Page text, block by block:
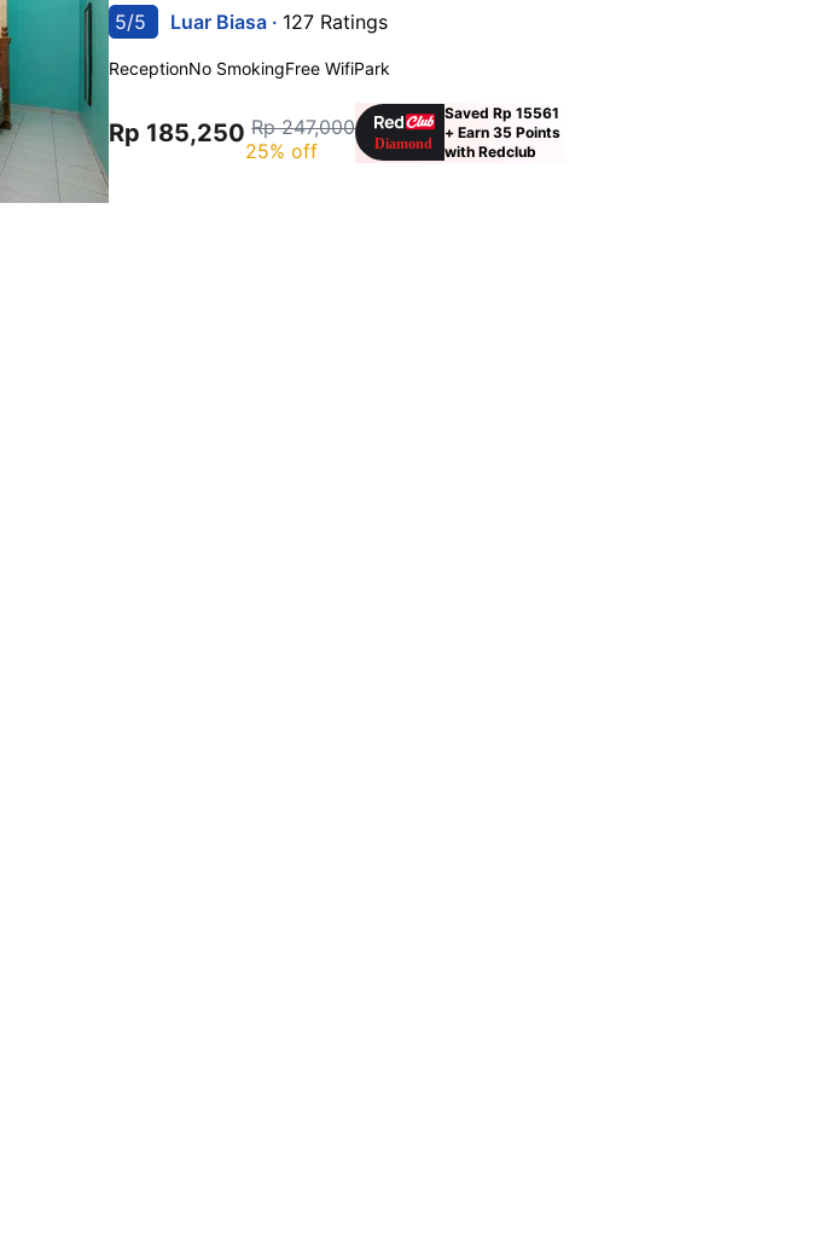
5/5 Luar Biasa · 127 Ratings
ReceptionNo SmokingFree WifiPark
Rp 185,250 Rp 247,000
25% off
Saved Rp 15561
+ Earn 35 Points
with Redclub